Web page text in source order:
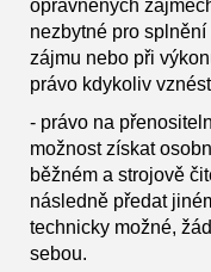
oprávněných
nezbytné pro
zájmu nebo při
právo kdykoliv
- právo na
možnost získat
běžném a strojově
následně předat
technicky možné,
sebou.